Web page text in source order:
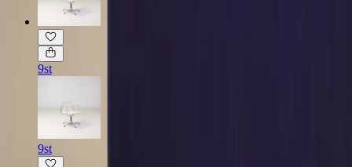
9st
9st